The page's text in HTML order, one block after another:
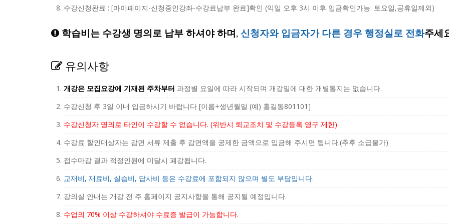
수강신청완료 : [마이페이지-신청중인강좌-수강료납부 완료]확인 (익일 오후 3시 이후 입금확인가능: 토요일,공휴일제외)
학습비는 수강생 명의로 납부 하셔야 하며, 신청자와 입금자가 다른 경우 행정실로 전화주세
유의사항
개강은 모집요강에 기재된 주차부터 과정별 요일에 따라 시작되며 개강일에 대한 개별통지는 없습니다.
수강신청 후 3일 이내 입금하시기 바랍니다 [이름+생년월일 (예) 홍길동801101]
수강신청자 명의로 타인이 수강할 수 없습니다. (위반시 퇴교조치 및 수강등록 영구 제한)
수강료 할인대상자는 감면 서류 제출 후 감면액을 공제한 금액으로 입금해 주시면 됩니다.(추후 소급불가)
접수마감 결과 적정인원에 미달시 폐강됩니다.
교재비, 재료비, 실습비, 답사비 등은 수강료에 포함되지 않으며 별도 부담입니다.
강의실 안내는 개강 전 주 홈페이지 공지사항을 통해 공지될 예정입니다.
수업의 70% 이상 수강하셔야 수료증 발급이 가능합니다.